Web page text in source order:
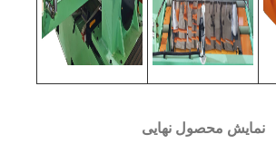
نمایش محصول نهایی